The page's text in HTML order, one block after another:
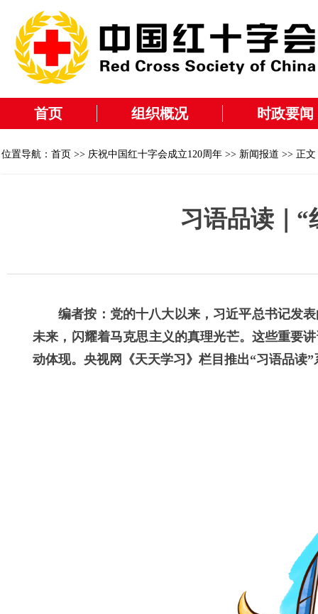
首页 组织概况 时政要闻
位置导航： 首页 >> 庆祝中国红十字会成立120周年 >> 新闻报道 >> 正文
习语品读｜“
编者按：党的十八大以来，习近平总书记发
未来，闪耀着马克思主义的真理光芒。这些重要
动体现。央视网《天天学习》栏目推出“习语品读